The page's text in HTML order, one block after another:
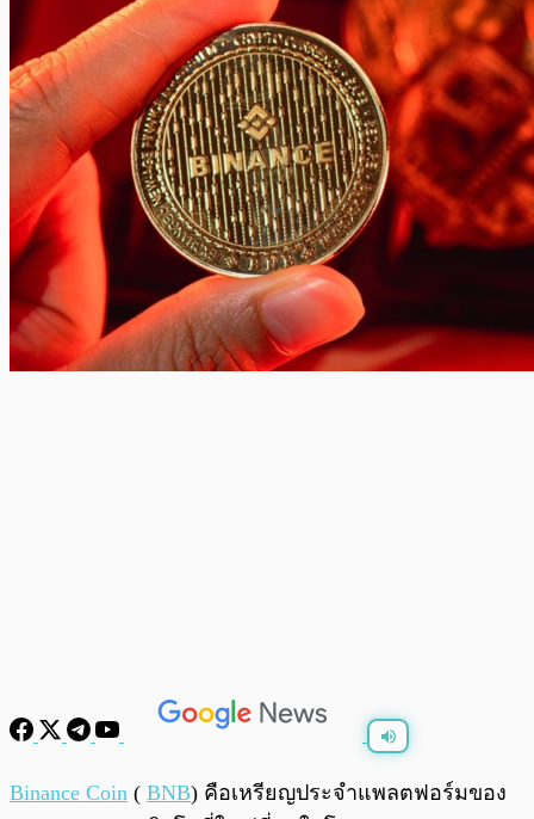
/0:00
Binance Coin ( BNB) คือเหรียญประจำแพลตฟอร์มของ